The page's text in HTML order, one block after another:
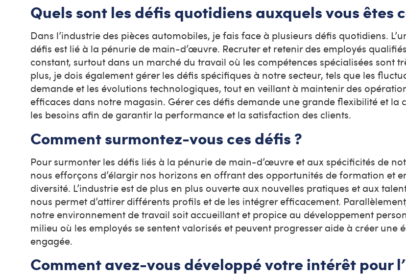
Quels sont les défis quotidiens auxquels vous êtes
Dans l’industrie des pièces automobiles, je fais face à plusieurs défis quotidiens.
défis est lié à la pénurie de main-d’œuvre. Recruter et retenir des employés
constant, surtout dans un marché du travail où les compétences spécialisées sont
plus, je dois également gérer les défis spécifiques à notre secteur, tels que les
demande et les évolutions technologiques, tout en veillant à maintenir des
efficaces dans notre magasin. Gérer ces défis demande une grande flexibilité et la
les besoins afin de garantir la performance et la satisfaction des clients.
Comment surmontez-vous ces défis ?
Pour surmonter les défis liés à la pénurie de main-d’œuvre et aux spécificités de
nous efforçons d’élargir nos horizons en offrant des opportunités de formation et
diversité. L’industrie est de plus en plus ouverte aux nouvelles pratiques et aux
nous permet d’attirer différents profils et de les intégrer efficacement.
notre environnement de travail soit accueillant et propice au développement
milieu où les employés se sentent valorisés et peuvent progresser aide à créer une
engagée.
Comment avez-vous développé votre intérêt pour